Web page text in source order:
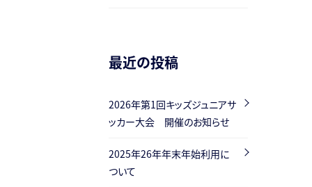
最近の投稿
2026年第1回キッズジュニアサ
ッカー大会 開催のお知らせ
2025年26年年末年始利用に
ついて